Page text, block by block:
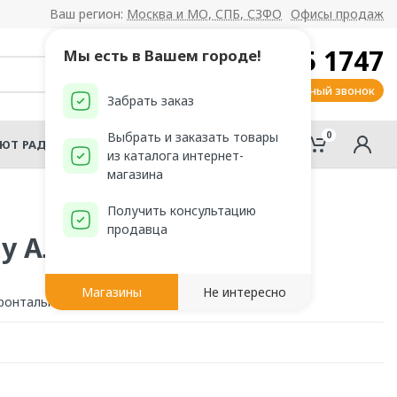
Ваш регион: Москва и МО, СПБ, СЗФО Офисы продаж
8 800 555 1747
Заказать обратный звонок
РАДОМИР?
0
Альтея
борту на ванну Альтея
Мы есть в Вашем городе!
Забрать заказ
Выбрать и заказать товары
из каталога интернет-
магазина
Получить консультацию
продавца
Магазины Не интересно